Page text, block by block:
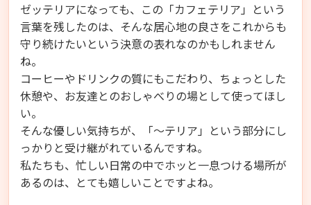
ゼッテリアになっても、この「カフェテリア」という
言葉を残したのは、そんな居心地の良さをこれからも
守り続けたいという決意の表れなのかもしれません
ね。
コーヒーやドリンクの質にもこだわり、ちょっとした
休憩や、お友達とのおしゃべりの場として使ってほし
い。
そんな優しい気持ちが、「〜テリア」という部分にし
っかりと受け継がれているんですね。
私たちも、忙しい日常の中でホッと一息つける場所が
あるのは、とても嬉しいことですよね。